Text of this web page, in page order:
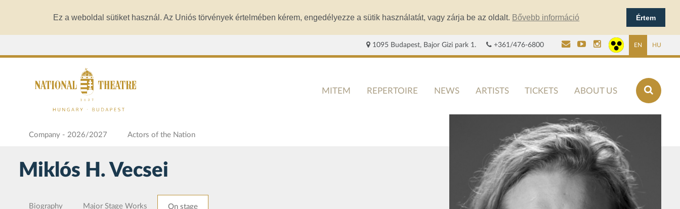
Ez a weboldal sütiket használ. Az Uniós törvények értelmében kérem, engedélyezze a sütik használatát, vagy zárja be az oldalt. Bővebb információ Értem
1095 Budapest, Bajor Gizi park 1. +361/476-6800 EN HU
MITEM REPERTOIRE NEWS ARTISTS TICKETS ABOUT US
Company - 2026/2027 Actors of the Nation
Miklós H. Vecsei
Biography Major Stage Works On stage